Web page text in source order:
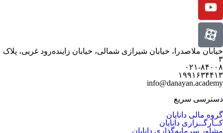
خیابان ملاصدرا، خیابان شیرازی شمالی، خیابان زاینده‌رود غربی، پلاک
۳
۰۲۱-۸۴۰۰۸
۱۹۹۱۶۳۴۴۱۳
info@danayan.academy
دسترسی سریع
گروه مالی دانایان
کــارگــزاری دانایان
مشاور سرمایه‌گذاری دانایان